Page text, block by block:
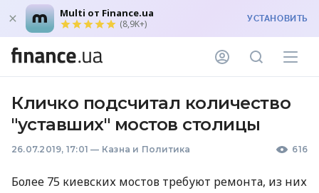
Multi от Finance.ua
(8,9K+) УСТАНОВИТЬ
Кличко подсчитал количество
"уставших" мостов столицы
26.07.2019, 17:01 — Казна и Политика 616
Более 75 киевских мостов требуют ремонта, из них